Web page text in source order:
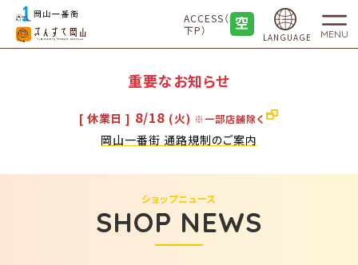
ACCESS（地
下P）
LANGUAGE MENU
重要なお知らせ
[ 休業日 ] 8/18 (火) ※一部店舗除く
岡山一番街 通路規制のご案内
SHOP NEWS
ショップニュース